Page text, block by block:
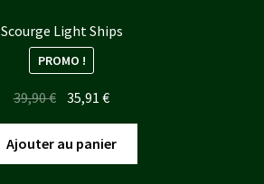
Scourge Light Ships
PROMO !
39,90€ Le
initial
était :
35,91€Le
actuel
est :
Ajouter au panier